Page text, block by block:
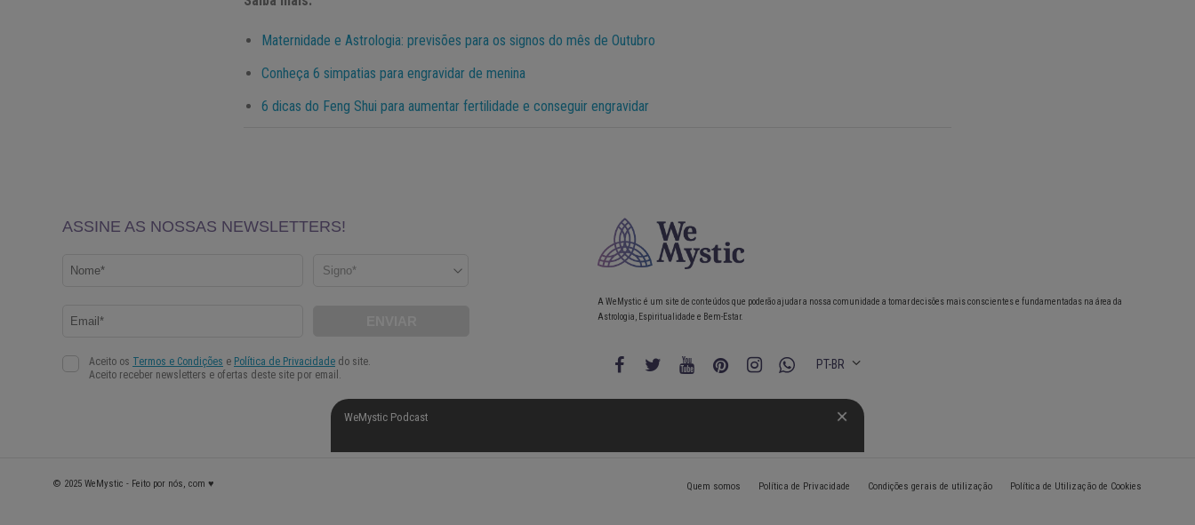
Maternidade e Astrologia: previsões para os signos do mês de Outubro
Conheça 6 simpatias para engravidar de menina
6 dicas do Feng Shui para aumentar fertilidade e conseguir engravidar
A WeMystic é um site de conteúdos que poderão ajudar a nossa comunidade a tomar decisões mais conscientes e fundamentadas na área da
Astrologia, Espiritualidade e Bem-Estar.
PT-BR
WeMystic Podcast
Quem somos Política de Privacidade Condições gerais de utilização Política de Utilização de Cookies
© 2025 WeMystic - Feito por nós, com ♥